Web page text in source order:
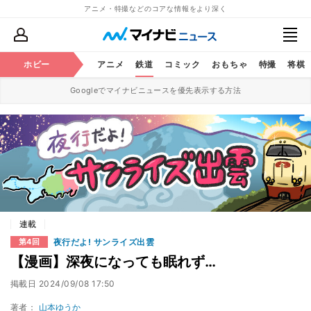
アニメ・特撮などのコアな情報をより深く
ホビー アニメ 鉄道 コミック おもちゃ 特撮 将棋
Googleでマイナビニュースを優先表示する方法
連載
第4回 夜行だよ! サンライズ出雲
【漫画】深夜になっても眠れず…
掲載日 2024/09/08 17:50
著者： 山本ゆうか